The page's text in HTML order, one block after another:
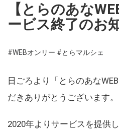
【とらのあな
ービス終了のお
#WEBオンリー #とらマルシェ
日ごろより「とらのあな
だきありがとうございます。
2020年よりサービスを提供